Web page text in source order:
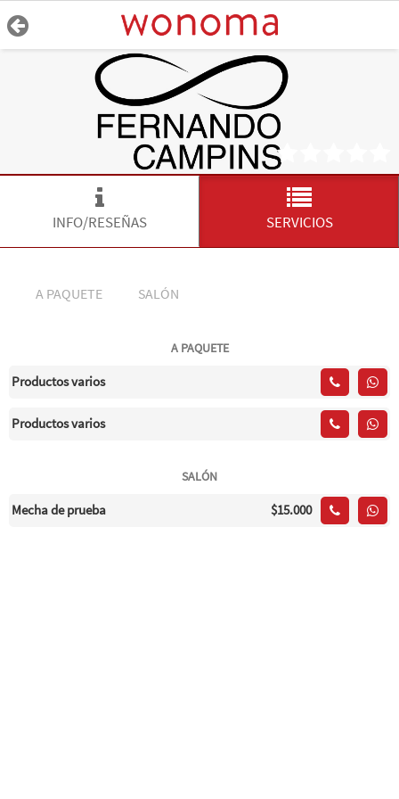
INFO/RESEÑAS SERVICIOS
A PAQUETE SALÓN
A PAQUETE
Productos varios
Productos varios
SALÓN
Mecha de prueba $15.000